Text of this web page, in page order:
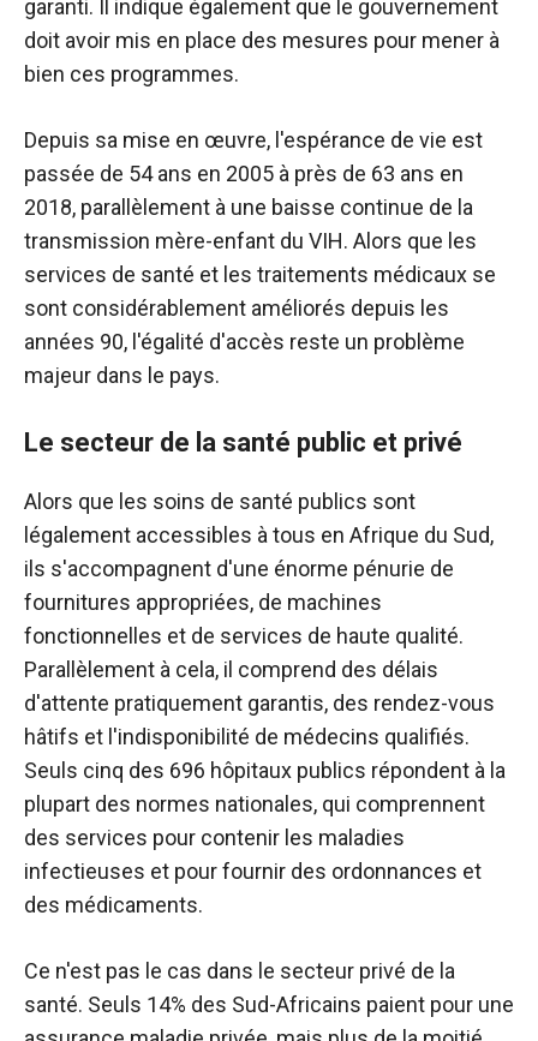
garanti. Il indique également que le gouvernement
doit avoir mis en place des mesures pour mener à
bien ces programmes.
Depuis sa mise en œuvre, l'espérance de vie est
passée de 54 ans en 2005 à près de 63 ans en
2018, parallèlement à une baisse continue de la
transmission mère-enfant du VIH. Alors que les
services de santé et les traitements médicaux se
sont considérablement améliorés depuis les
années 90, l'égalité d'accès reste un problème
majeur dans le pays.
Le secteur de la santé public et privé
Alors que les soins de santé publics sont
légalement accessibles à tous en Afrique du Sud,
ils s'accompagnent d'une énorme pénurie de
fournitures appropriées, de machines
fonctionnelles et de services de haute qualité.
Parallèlement à cela, il comprend des délais
d'attente pratiquement garantis, des rendez-vous
hâtifs et l'indisponibilité de médecins qualifiés.
Seuls cinq des 696 hôpitaux publics répondent à la
plupart des normes nationales, qui comprennent
des services pour contenir les maladies
infectieuses et pour fournir des ordonnances et
des médicaments.
Ce n'est pas le cas dans le secteur privé de la
santé. Seuls 14% des Sud-Africains paient pour une